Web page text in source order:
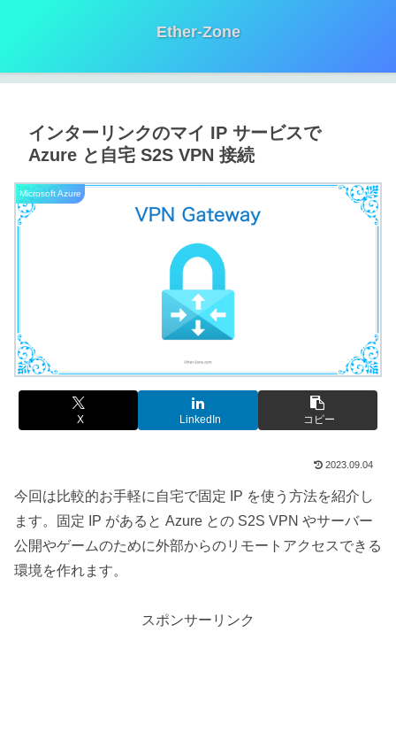
Ether-Zone
インターリンクのマイ IP サービスで
Azure と自宅 S2S VPN 接続
Microsoft Azure
X LinkedIn コピー
2023.09.04
今回は比較的お手軽に自宅で固定 IP を使う方法を紹介し
ます。固定 IP があると Azure との S2S VPN やサーバー
公開やゲームのために外部からのリモートアクセスできる
環境を作れます。
スポンサーリンク